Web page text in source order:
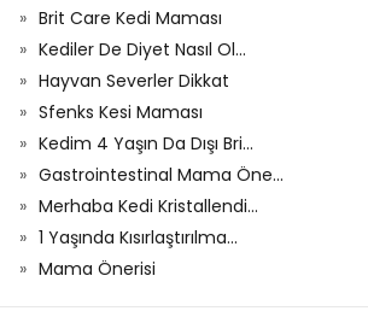
Brit Care Kedi Maması
Kediler De Diyet Nasıl Ol...
Hayvan Severler Dikkat
Sfenks Kesi Maması
Kedim 4 Yaşın Da Dışı Bri...
Gastrointestinal Mama Öne...
Merhaba Kedi Kristallendi...
1 Yaşında Kısırlaştırılma...
Mama Önerisi